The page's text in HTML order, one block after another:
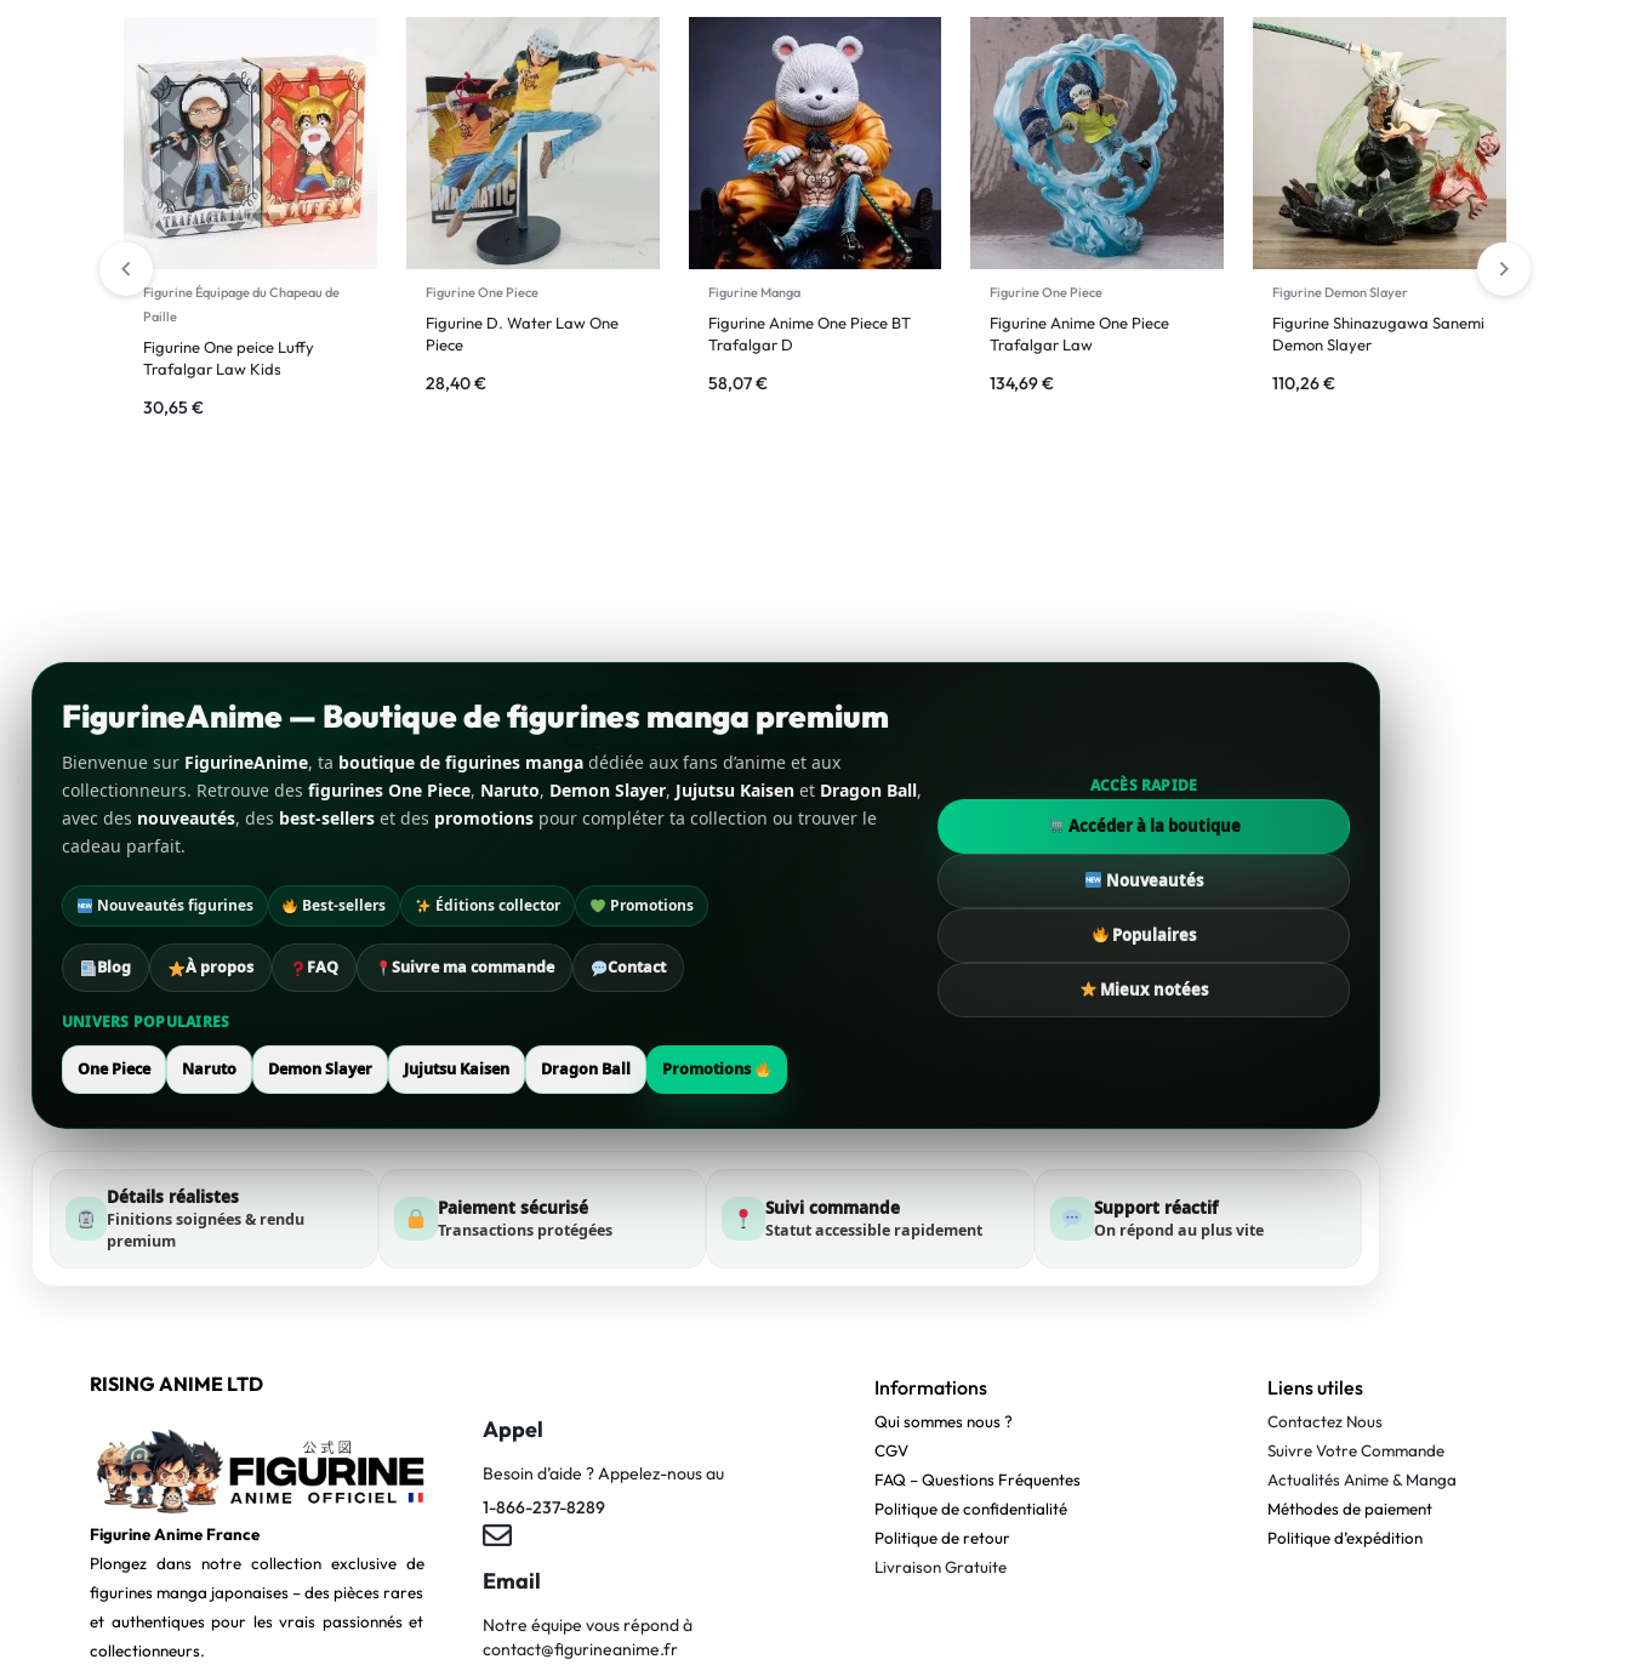
Figurine Équipage du Chapeau de
Paille
Figurine One peice Luffy
Trafalgar Law Kids
30,65 €
Figurine One Piece
Figurine D. Water Law One
Piece
28,40€
Figurine Manga
Figurine Anime One Piece BT
Trafalgar D
58,07€
Figurine One Piece
Figurine Anime One Piece
Trafalgar Law
134,69€
Figurine Demon Slayer
Figurine Shinazugawa Sanemi
Demon Slayer
110,26€
FigurineAnime — Boutique de figurines manga premium
Bienvenue sur FigurineAnime, ta boutique de figurines manga dédiée aux fans d’anime et aux
collectionneurs. Retrouve des figurines One Piece, Naruto, Demon Slayer, Jujutsu Kaisen et Dragon Ball,
avec des nouveautés, des best-sellers et des promotions pour compléter ta collection ou trouver le
cadeau parfait.
Nouveautés figurines Best-sellers Éditions collector Promotions
Blog À propos FAQ Suivre ma commande Contact
UNIVERS POPULAIRES
One Piece Naruto Demon Slayer Jujutsu Kaisen Dragon Ball Promotions
ACCÈS RAPIDE
Accéder à la boutique
Nouveautés
Populaires
Mieux notées
Détails réalistes
Finitions soignées & rendu
premium
Paiement sécurisé
Transactions protégées
Suivi commande
Statut accessible rapidement
Support réactif
On répond au plus vite
RISING ANIME LTD
Figurine Anime France
Plongez dans notre collection exclusive de
figurines manga japonaises – des pièces rares
et authentiques pour les vrais passionnés et
collectionneurs.
Appel
Besoin d’aide ? Appelez-nous au
1-866-237-8289
Email
Notre équipe vous répond à
contact@figurineanime.fr
Informations
Qui sommes nous ?
CGV
FAQ – Questions Fréquentes
Politique de confidentialité
Politique de retour
Livraison Gratuite
Liens utiles
Contactez Nous
Suivre Votre Commande
Actualités Anime & Manga
Méthodes de paiement
Politique d’expédition